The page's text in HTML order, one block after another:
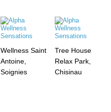
Wellness Saint
Antoine,
Soignies
Tree House
Relax Park,
Chisinau